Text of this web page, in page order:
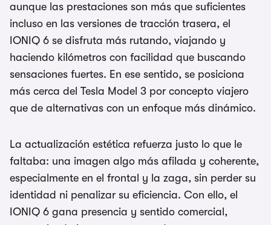
aunque las prestaciones son más que suficientes
incluso en las versiones de tracción trasera, el
IONIQ 6 se disfruta más rutando, viajando y
haciendo kilómetros con facilidad que buscando
sensaciones fuertes. En ese sentido, se posiciona
más cerca del Tesla Model 3 por concepto viajero
que de alternativas con un enfoque más dinámico.
La actualización estética refuerza justo lo que le
faltaba: una imagen algo más afilada y coherente,
especialmente en el frontal y la zaga, sin perder su
identidad ni penalizar su eficiencia. Con ello, el
IONIQ 6 gana presencia y sentido comercial,